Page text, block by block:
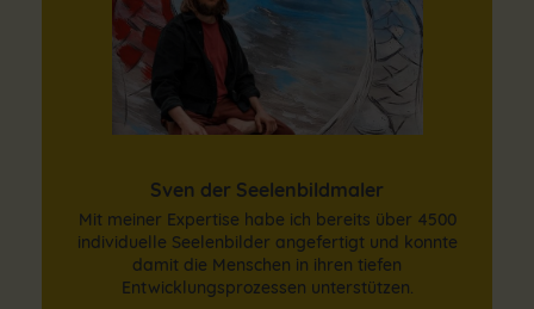
Sven der Seelenbildmaler
Mit meiner Expertise habe ich bereits über 4500
individuelle Seelenbilder angefertigt und konnte
damit die Menschen in ihren tiefen
Entwicklungsprozessen unterstützen.